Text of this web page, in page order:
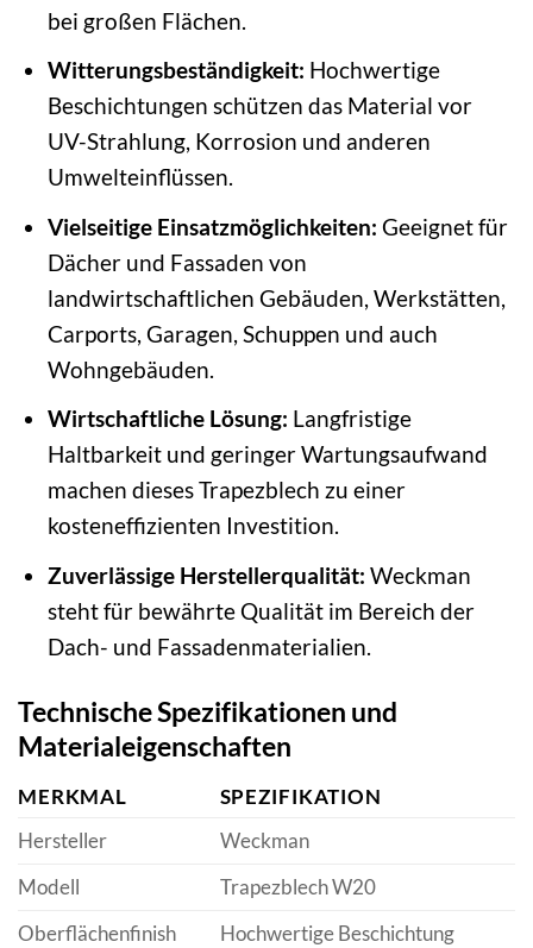
bei großen Flächen.
Witterungsbeständigkeit: Hochwertige
Beschichtungen schützen das Material vor
UV-Strahlung, Korrosion und anderen
Umwelteinflüssen.
Vielseitige Einsatzmöglichkeiten: Geeignet für
Dächer und Fassaden von
landwirtschaftlichen Gebäuden, Werkstätten,
Carports, Garagen, Schuppen und auch
Wohngebäuden.
Wirtschaftliche Lösung: Langfristige
Haltbarkeit und geringer Wartungsaufwand
machen dieses Trapezblech zu einer
kosteneffizienten Investition.
Zuverlässige Herstellerqualität: Weckman
steht für bewährte Qualität im Bereich der
Dach- und Fassadenmaterialien.
Technische Spezifikationen und
Materialeigenschaften
MERKMAL
SPEZIFIKATION
Hersteller
Weckman
Modell
Trapezblech W20
Oberflächenfinish
Hochwertige Beschichtung